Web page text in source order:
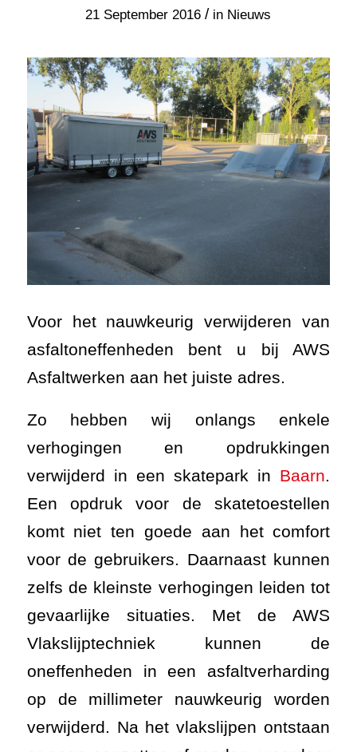
21 September 2016 / in Nieuws
Voor het nauwkeurig verwijderen van
asfaltoneffenheden bent u bij AWS
Asfaltwerken aan het juiste adres.
Zo hebben wij onlangs enkele
verhogingen en opdrukkingen
verwijderd in een skatepark in Baarn.
Een opdruk voor de skatetoestellen
komt niet ten goede aan het comfort
voor de gebruikers. Daarnaast kunnen
zelfs de kleinste verhogingen leiden tot
gevaarlijke situaties. Met de AWS
Vlakslijptechniek kunnen de
oneffenheden in een asfaltverharding
op de millimeter nauwkeurig worden
verwijderd. Na het vlakslijpen ontstaan